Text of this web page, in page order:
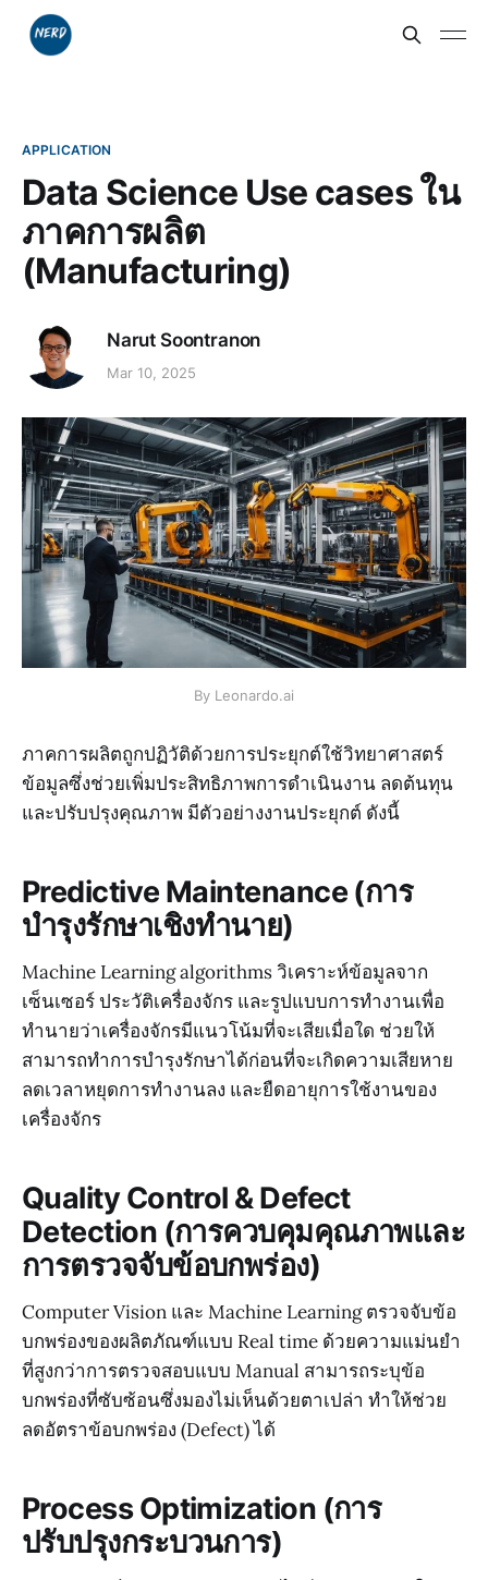
APPLICATION
Data Science Use cases ใน
ภาคการผลิต
(Manufacturing)
Narut Soontranon
Mar 10, 2025
By Leonardo.ai
ภาคการผลิตถูกปฏิวัติด้วยการประยุกต์ใช้วิทยาศาสตร์
ข้อมูลซึ่งช่วยเพิ่มประสิทธิภาพการดำเนินงาน ลดต้นทุน
และปรับปรุงคุณภาพ มีตัวอย่างงานประยุกต์ ดังนี้
Predictive Maintenance (การ
บำรุงรักษาเชิงทำนาย)
Machine Learning algorithms วิเคราะห์ข้อมูลจาก
เซ็นเซอร์ ประวัติเครื่องจักร และรูปแบบการทำงานเพื่อ
ทำนายว่าเครื่องจักรมีแนวโน้มที่จะเสียเมื่อใด ช่วยให้
สามารถทำการบำรุงรักษาได้ก่อนที่จะเกิดความเสียหาย
ลดเวลาหยุดการทำงานลง และยืดอายุการใช้งานของ
เครื่องจักร
Quality Control & Defect
Detection (การควบคุมคุณภาพและ
การตรวจจับข้อบกพร่อง)
Computer Vision และ Machine Learning ตรวจจับข้อ
บกพร่องของผลิตภัณฑ์แบบ Real time ด้วยความแม่นยำ
ที่สูงกว่าการตรวจสอบแบบ Manual สามารถระบุข้อ
บกพร่องที่ซับซ้อนซึ่งมองไม่เห็นด้วยตาเปล่า ทำให้ช่วย
ลดอัตราข้อบกพร่อง (Defect) ได้
Process Optimization (การ
ปรับปรุงกระบวนการ)